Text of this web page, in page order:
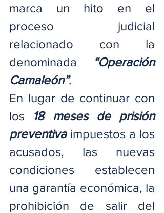
marca un hito en el
proceso judicial
relacionado con la
denominada
“Operación
Camaleón”.
En lugar de continuar con
los 18 meses de prisión
preventiva impuestos a los
acusados, las nuevas
condiciones establecen
una garantía económica, la
prohibición de salir del